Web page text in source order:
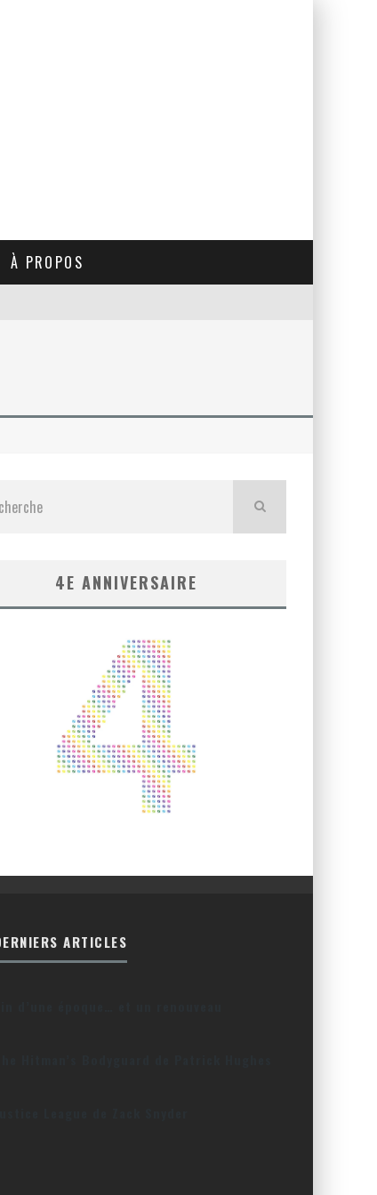
À PROPOS
4E ANNIVERSAIRE
ARTICLES